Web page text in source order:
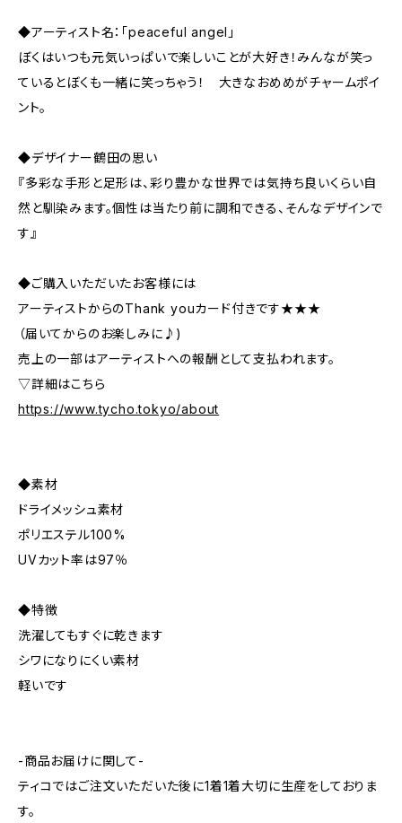
◆アーティスト名：「peaceful angel」
ぼくはいつも元気いっぱいで楽しいことが大好き！みんなが笑っ
ているとぼくも一緒に笑っちゃう！ 大きなおめめがチャームポイ
ント。
◆デザイナー鶴田の思い
『多彩な手形と足形は、彩り豊かな世界では気持ち良いくらい自
然と馴染みます。個性は当たり前に調和できる、そんなデザインで
す』
◆ご購入いただいたお客様には
アーティストからのThank youカード付きです★★★
（届いてからのお楽しみに♪)
売上の一部はアーティストへの報酬として支払われます。
▽詳細はこちら
https://www.tycho.tokyo/about
◆素材
ドライメッシュ素材
ポリエステル100%
UVカット率は97％
◆特徴
洗濯してもすぐに乾きます
シワになりにくい素材
軽いです
-商品お届けに関して-
ティコではご注文いただいた後に1着1着大切に生産をしておりま
す。